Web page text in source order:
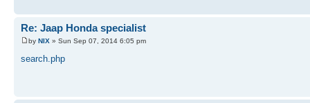
Re: Jaap Honda specialist
by NIX » Sun Sep 07, 2014 6:05 pm
search.php